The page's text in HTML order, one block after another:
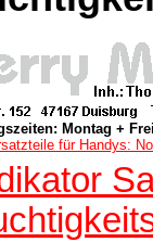
Montag +
für Handys: